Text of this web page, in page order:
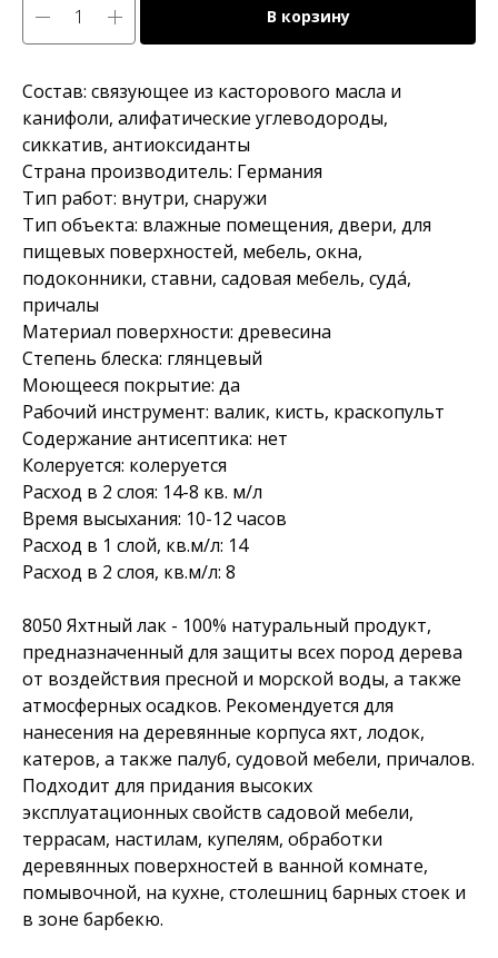
В корзину
Состав: связующее из касторового масла и
канифоли, алифатические углеводороды,
сиккатив, антиоксиданты
Страна производитель: Германия
Тип работ: внутри, снаружи
Тип объекта: влажные помещения, двери, для
пищевых поверхностей, мебель, окна,
подоконники, ставни, садовая мебель, суда́,
причалы
Материал поверхности: древесина
Степень блеска: глянцевый
Моющееся покрытие: да
Рабочий инструмент: валик, кисть, краскопульт
Содержание антисептика: нет
Колеруется: колеруется
Расход в 2 слоя: 14-8 кв. м/л
Время высыхания: 10-12 часов
Расход в 1 слой, кв.м/л: 14
Расход в 2 слоя, кв.м/л: 8
8050 Яхтный лак - 100% натуральный продукт,
предназначенный для защиты всех пород дерева
от воздействия пресной и морской воды, а также
атмосферных осадков. Рекомендуется для
нанесения на деревянные корпуса яхт, лодок,
катеров, а также палуб, судовой мебели, причалов.
Подходит для придания высоких
эксплуатационных свойств садовой мебели,
террасам, настилам, купелям, обработки
деревянных поверхностей в ванной комнате,
помывочной, на кухне, столешниц барных стоек и
в зоне барбекю.